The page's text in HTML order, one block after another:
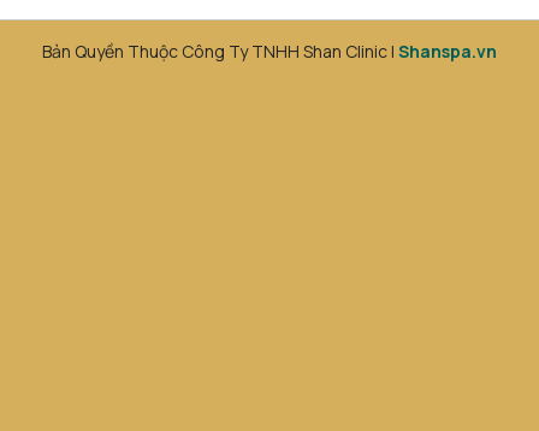
Bản Quyền Thuộc Công Ty TNHH Shan Clinic | Shanspa.vn